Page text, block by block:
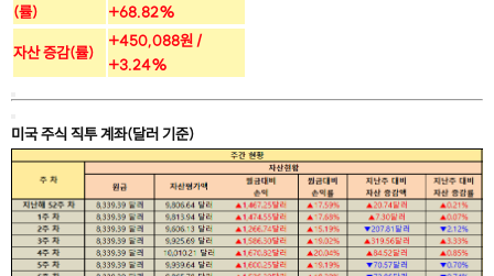
(률)
+68.82%
자산 증감(률)
+450,088원 /
+3.24%
미국 주식 직투 계좌(달러 기준)